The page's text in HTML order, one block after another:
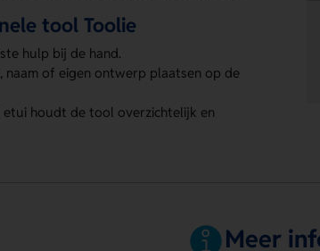
tool Toolie
hulp bij de hand.
naam of eigen ontwerp plaatsen op de
etui houdt de tool overzichtelijk en
Meer